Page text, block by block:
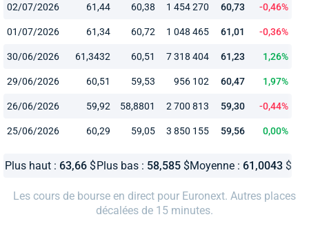
02/07/2026 61,44 60,38 1 454 270 60,73 -0,46%
01/07/2026 61,34 60,72 1 048 465 61,01 -0,36%
30/06/2026 61,3432 60,51 7 318 404 61,23 1,26%
29/06/2026 60,51 59,53 956 102 60,47 1,97%
26/06/2026 59,92 58,8801 2 700 813 59,30 -0,44%
25/06/2026 60,29 59,05 3 850 155 59,56 0,00%
Plus haut : 63,66$Plus bas : 58,585 $Moyenne : 61,0043 $
Les cours de bourse en direct pour Euronext. Autres places
décalées de 15 minutes.